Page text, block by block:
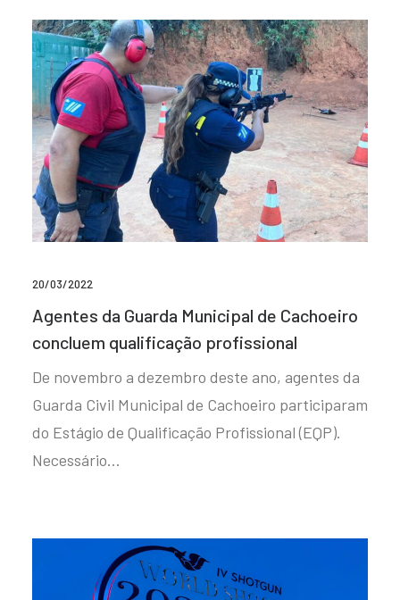
20/03/2022
Agentes da Guarda Municipal de Cachoeiro
concluem qualificação profissional
De novembro a dezembro deste ano, agentes da
Guarda Civil Municipal de Cachoeiro participaram
do Estágio de Qualificação Profissional (EQP).
Necessário…